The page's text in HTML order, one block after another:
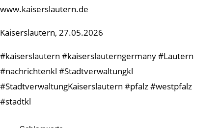
www.kaiserslautern.de
Kaiserslautern, 27.05.2026
#kaiserslautern #kaiserslauterngermany #Lautern
#nachrichtenkl #Stadtverwaltungkl
#StadtverwaltungKaiserslautern #pfalz #westpfalz
#stadtkl